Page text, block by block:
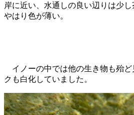
岸に近い、水通しの良い辺りは少
やはり色が薄い。
イノーの中では他の生き物も殆ど
クも白化していました。